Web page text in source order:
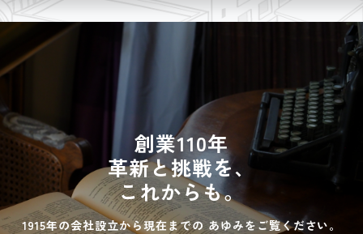
創業110年
革新と挑戦を、
これからも。
1915年の会社設立から現在までの あゆみをご覧ください。